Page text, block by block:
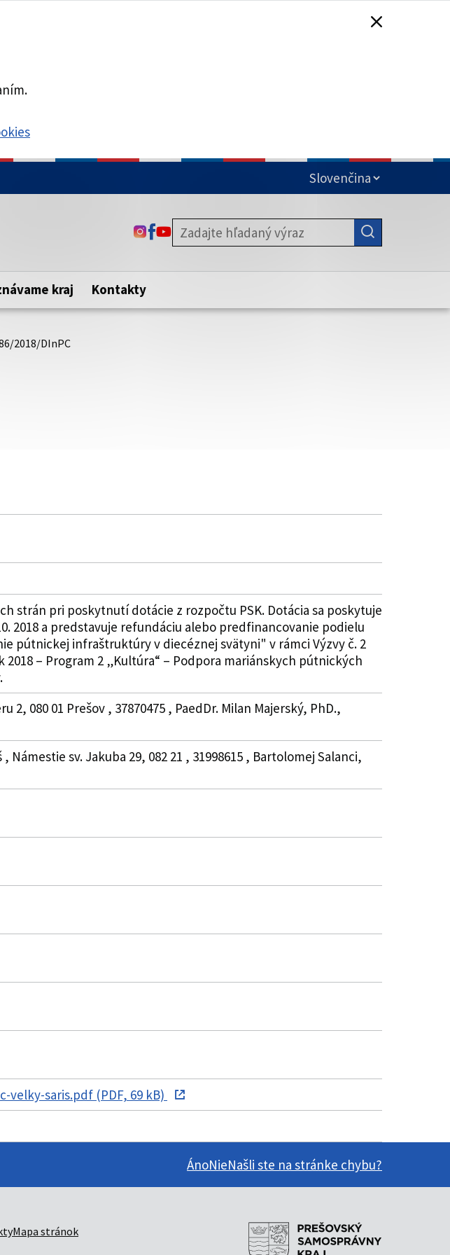
stránka je zabezpečená
webovú stránku. Zabezpečená stránka vždy začína
pred názvom domény webového sídla.
ODKAZ SA OTVORÍ NA NOVEJ KARTE
ODKAZ SA OTVORÍ NA NOVEJ KARTE
ODKAZ SA OTVORÍ NA NOVEJ KARTE
kraj Kontakty
2018/DInPC
strán pri poskytnutí dotácie z rozpočtu PSK. Dotácia sa poskytuje
2018 a predstavuje refundáciu alebo predfinancovanie podielu
pútnickej infraštruktúry v diecéznej svätyni" v rámci Výzvy č. 2
– Program 2 „Kultúra“ – Podpora mariánskych pútnických
080 01 Prešov , 37870475 , PaedDr. Milan Majerský, PhD.,
sv. Jakuba 29, 082 21 , 31998615 , Bartolomej Salanci,
velky-saris.pdf (PDF, 69 kB)
ÁnoNieNašli ste na stránke chybu?
Mapa stránok